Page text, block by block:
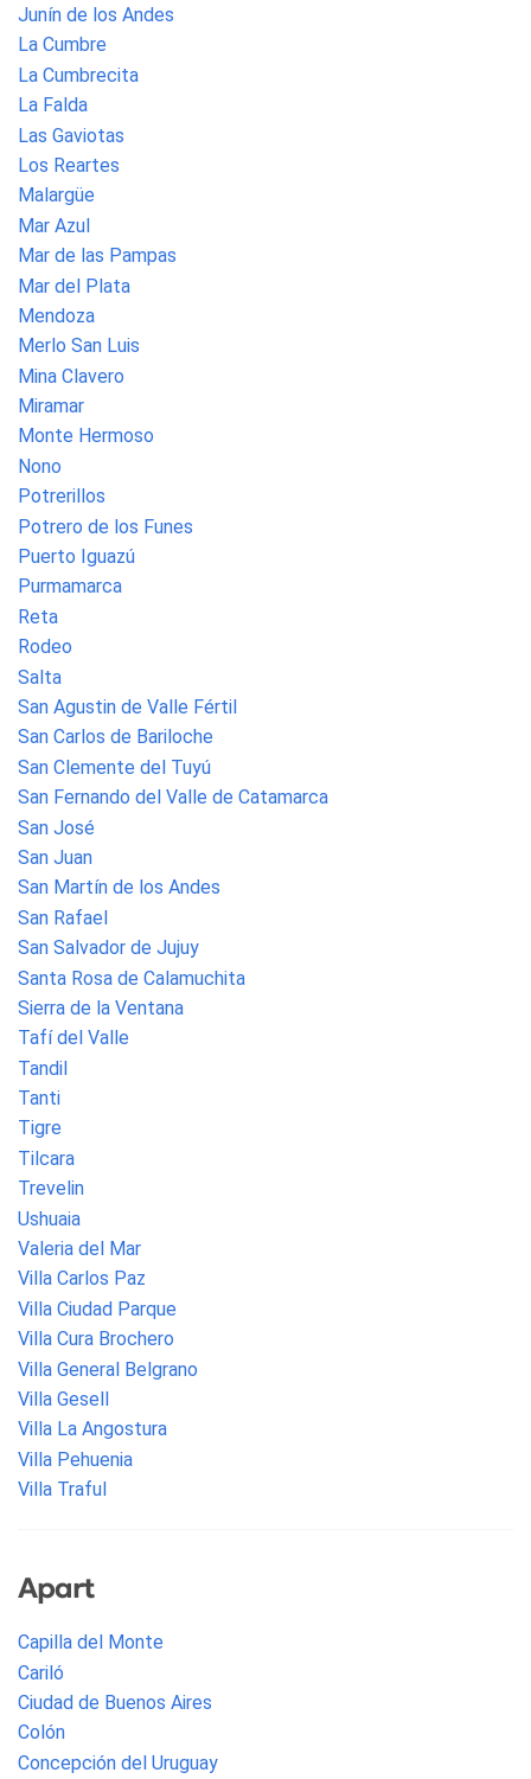
Junín de los Andes
La Cumbre
La Cumbrecita
La Falda
Las Gaviotas
Los Reartes
Malargüe
Mar Azul
Mar de las Pampas
Mar del Plata
Mendoza
Merlo San Luis
Mina Clavero
Miramar
Monte Hermoso
Nono
Potrerillos
Potrero de los Funes
Puerto Iguazú
Purmamarca
Reta
Rodeo
Salta
San Agustin de Valle Fértil
San Carlos de Bariloche
San Clemente del Tuyú
San Fernando del Valle de Catamarca
San José
San Juan
San Martín de los Andes
San Rafael
San Salvador de Jujuy
Santa Rosa de Calamuchita
Sierra de la Ventana
Tafí del Valle
Tandil
Tanti
Tigre
Tilcara
Trevelin
Ushuaia
Valeria del Mar
Villa Carlos Paz
Villa Ciudad Parque
Villa Cura Brochero
Villa General Belgrano
Villa Gesell
Villa La Angostura
Villa Pehuenia
Villa Traful
Apart
Capilla del Monte
Cariló
Ciudad de Buenos Aires
Colón
Concepción del Uruguay